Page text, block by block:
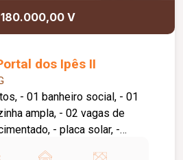
180.000,00 V
dos Ipês II
- 01 banheiro social, - 01
ampla, - 02 vagas de
- placa solar, -